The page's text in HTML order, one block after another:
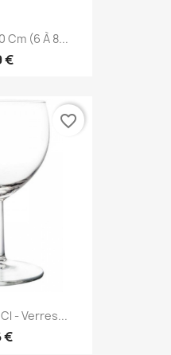
Cm (6 À 8...
€
- Verres...
€
favorite_border